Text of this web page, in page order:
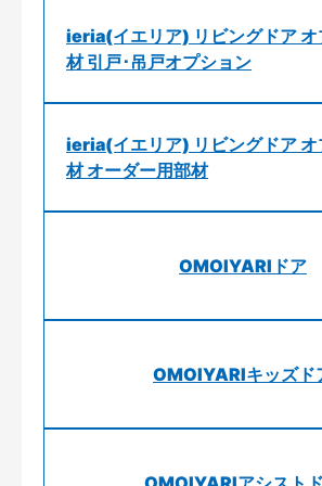
ieria(イエリア) リビングドア オ
材 引戸･吊戸オプション
ieria(イエリア) リビングドア オ
材 オーダー用部材
OMOIYARIドア
OMOIYARIキッズド